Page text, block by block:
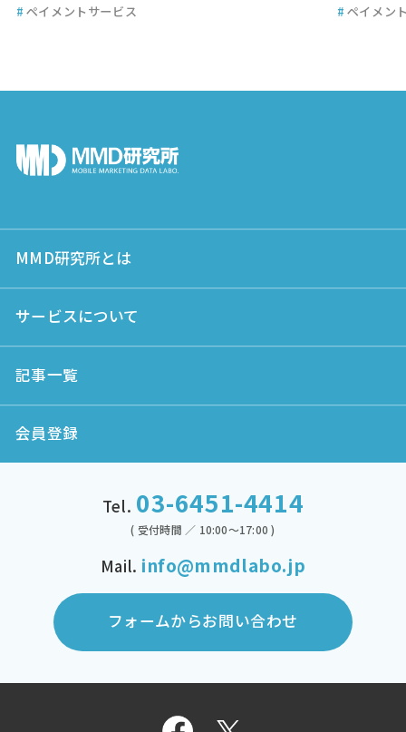
# ペイメントサービス
# ペイメン
MMD研究所とは
サービスについて
記事一覧
会員登録
Tel. 03-6451-4414
( 受付時間 ／ 10:00～17:00 )
Mail. info@mmdlabo.jp
フォームからお問い合わせ